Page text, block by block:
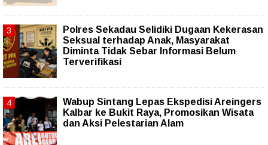
Polres Sekadau Selidiki Dugaan Kekerasan
Seksual terhadap Anak, Masyarakat
Diminta Tidak Sebar Informasi Belum
Terverifikasi
Wabup Sintang Lepas Ekspedisi Areingers
Kalbar ke Bukit Raya, Promosikan Wisata
dan Aksi Pelestarian Alam